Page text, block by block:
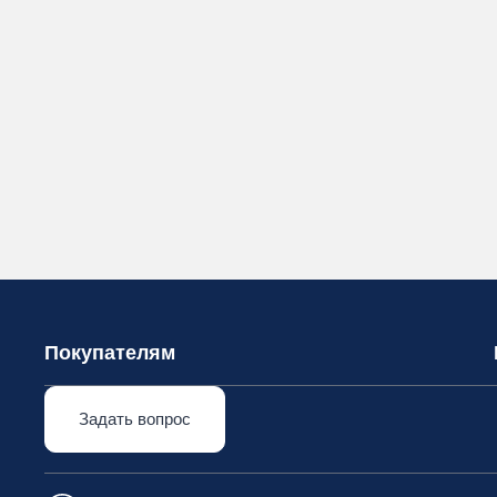
Покупателям
Задать вопрос